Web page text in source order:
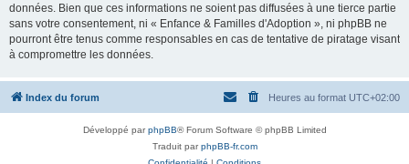
données. Bien que ces informations ne soient pas diffusées à une tierce partie
sans votre consentement, ni « Enfance & Familles d'Adoption », ni phpBB ne
pourront être tenus comme responsables en cas de tentative de piratage visant
à compromettre les données.
Index du forum Heures au format UTC+02:00
Développé parphpBB® Forum Software © phpBB Limited
Traduit parphpBB-fr.com